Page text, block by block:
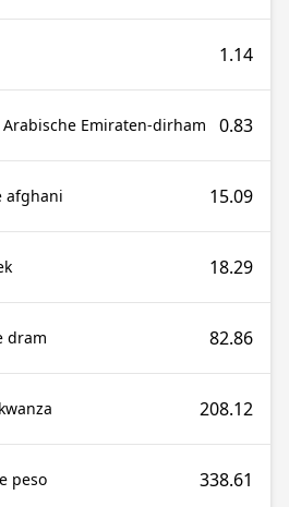
1.14
Arabische Emiraten-dirham 0.83
afghani 15.09
18.29
dram 82.86
208.12
peso 338.61